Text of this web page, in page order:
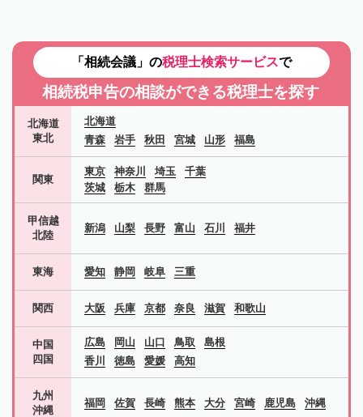
「相続会議」の税理士検索サービスで
相続税申告の相談ができる税理士を探す
北海道
東北
北海道
青森
岩手 秋田 宮城 山形 福島
関東
東京 神奈川 埼玉
千葉
茨城
栃木 群馬
甲信越
北陸
新潟 山梨 長野 富山 石川 福井
東海 愛知 静岡 岐阜 三重
関西 大阪 兵庫 京都 奈良 滋賀 和歌山
中国
四国
広島 岡山 山口 鳥取
島根
香川
徳島 愛媛 高知
九州
沖縄
福岡 佐賀 長崎 熊本 大分 宮崎 鹿児島 沖縄